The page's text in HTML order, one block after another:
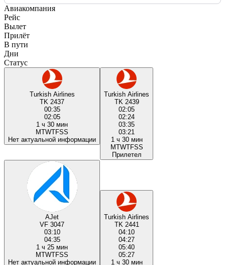
Авиакомпания
Рейс
Вылет
Прилёт
В пути
Дни
Статус
Turkish Airlines
TK 2437
00:35
02:05
1 ч 30 мин
MTWTFSS
Нет актуальной информации
Turkish Airlines
TK 2439
02:05
02:24
03:35
03:21
1 ч 30 мин
MTWTFSS
Прилетел
AJet
VF 3047
03:10
04:35
1 ч 25 мин
MTWTFSS
Нет актуальной информации
Turkish Airlines
TK 2441
04:10
04:27
05:40
05:27
1 ч 30 мин